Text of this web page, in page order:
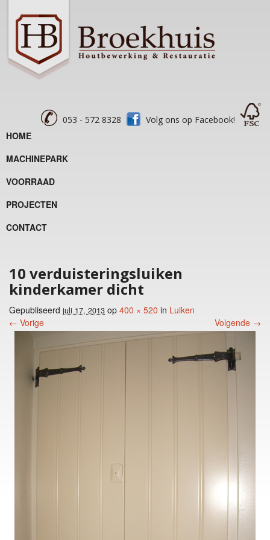
053 - 572 8328 Volg ons op Facebook!
HOME
MACHINEPARK
VOORRAAD
PROJECTEN
CONTACT
10 verduisteringsluiken
kinderkamer dicht
Gepubliseerd juli 17, 2013 op 400 × 520 in Luiken
Foto menu
← Vorige Volgende →